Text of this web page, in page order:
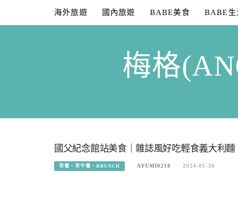
content
海外旅遊 國內旅遊 BABE美食 BABE生
梅格
國父紀念館站美食｜雜誌風好吃輕食義大利
早餐、早午餐、BRUNCH AYUMI0218 2024-01-30